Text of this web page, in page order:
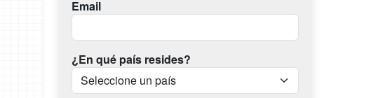
Email
¿En qué país resides?